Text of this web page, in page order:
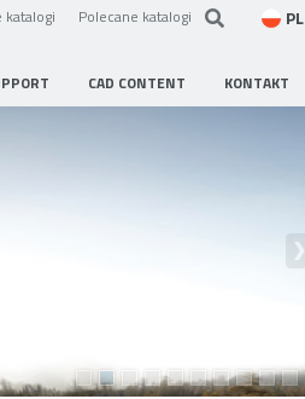
katalogi Polecane katalogi PL
CAD CONTENT KONTAKT